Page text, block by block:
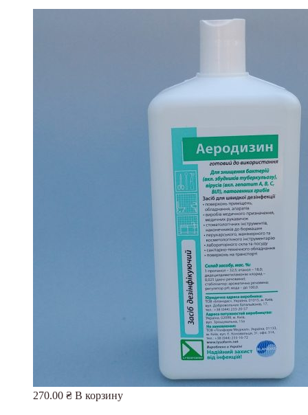
270.00 ₴ В корзину